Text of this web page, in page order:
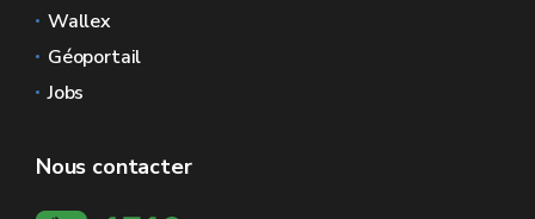
Wallex
Géoportail
Jobs
Nous contacter